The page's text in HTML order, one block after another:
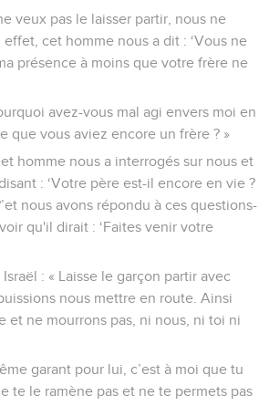
veux pas le laisser partir, nous ne
effet, cet homme nous a dit : ‘Vous ne
présence à moins que votre frère ne
avez-vous mal agi envers moi en
que vous aviez encore un frère ? »
homme nous a interrogés sur nous et
: ‘Votre père est-il encore en vie ?
nous avons répondu à ces questions-
qu'il dirait : ‘Faites venir votre
: « Laisse le garçon partir avec
nous mettre en route. Ainsi
et ne mourrons pas, ni nous, ni toi ni
garant pour lui, c’est à moi que tu
te le ramène pas et ne te permets pas